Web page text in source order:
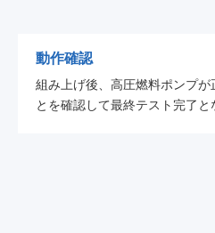
動作確認
組み上げ後、高圧燃料ポンプ
とを確認して最終テスト完了と